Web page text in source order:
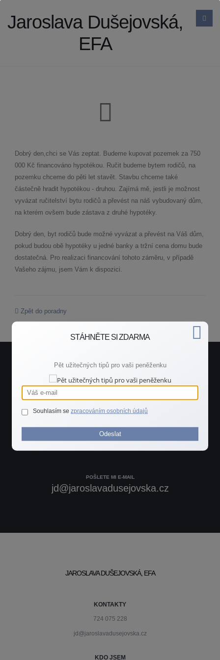
Jaroslava Dušejovská,
EFA
Dobrý den,chci se Vás zeptat. Budeme kupovat pozemek za 750
000 Kč financováno hypotékou. Ručit budeme bytem rodičů, na
pozemku chceme do pěti let stavět. Stavbu chceme také
částečně hradit hypotékou - druhou. Zajímá mě, jestli je možnost
vyvázat ručitelství bytu rodičů a převést na náš vybudovaný dům,
na kterém ovšem bude zástava z druhé hypotéky.
Dobrý den, byt rodičů bude možné vyvázat a převést na Váš dům,
pokud budou obě hypotéky u jedné banky a tržní cena domu bude
dostatečná. Pro realizaci financování tohoto záměru, v případě
Vašeho zájmu, jsem Vám k dispozici.
Zpět do poradny
Potřebujete rychlou radu?
ZAVOLEJTE MI
724 075 228
POŠLETE MI E-MAIL
jd@jaroslavadusejovska.cz
JAROSLAVA DUŠEJOVSKÁ, EFA
KONTAKTY
724 075 228
jd@jaroslavadusejovska.cz
KDO JSEM
STÁHNĚTE SI ZDARMA
Pět užitečných tipů pro vaši peněženku
Souhlasím se zpracováním osobních údajů
Odeslat